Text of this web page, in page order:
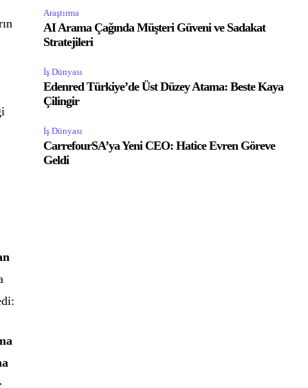
Araştırma
AI Arama Çağında Müşteri Güveni ve Sadakat
Stratejileri
İş Dünyası
Edenred Türkiye’de Üst Düzey Atama: Beste Kaya
Çilingir
İş Dünyası
CarrefourSA’ya Yeni CEO: Hatice Evren Göreve
Geldi